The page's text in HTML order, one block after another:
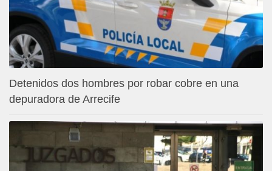
Detenidos dos hombres por robar cobre en una
depuradora de Arrecife